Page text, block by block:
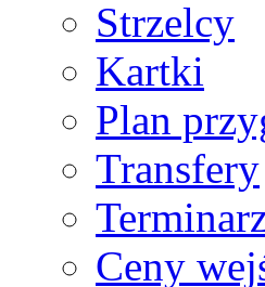
Strzelcy
Kartki
Plan
Transfery
Ceny